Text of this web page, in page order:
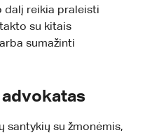
dalį reikia praleisti
su kitais
sumažinti
advokatas
santykių su žmonėmis,